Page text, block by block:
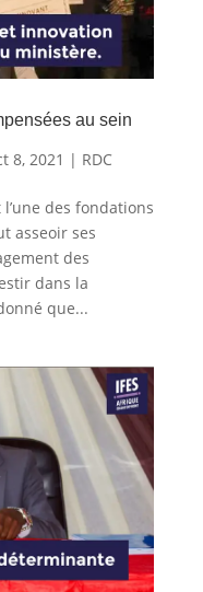
au sein
8, 2021 | RDC
des fondations
asseoir ses
des
dans la
que...